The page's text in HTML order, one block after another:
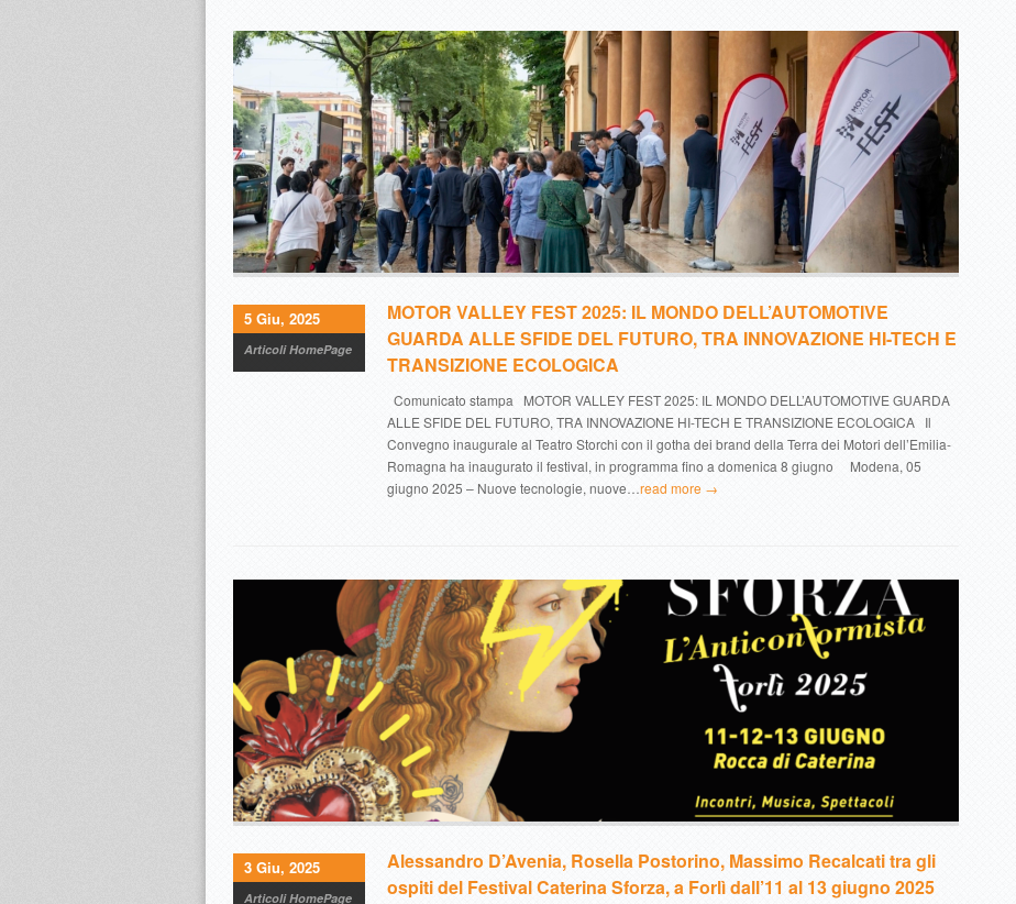
MOTOR VALLEY FEST 2025: IL MONDO DELL’AUTOMOTIVE
GUARDA ALLE SFIDE DEL FUTURO, TRA INNOVAZIONE HI-TECH E
TRANSIZIONE ECOLOGICA
Comunicato stampa MOTOR VALLEY FEST 2025: IL MONDO DELL’AUTOMOTIVE GUARDA
ALLE SFIDE DEL FUTURO, TRA INNOVAZIONE HI-TECH E TRANSIZIONE ECOLOGICA Il
Convegno inaugurale al Teatro Storchi con il gotha dei brand della Terra dei Motori dell’Emilia-
Romagna ha inaugurato il festival, in programma fino a domenica 8 giugno Modena, 05
giugno 2025 – Nuove tecnologie, nuove…read more →
5 Giu, 2025
Articoli HomePage
Alessandro D’Avenia, Rosella Postorino, Massimo Recalcati tra gli
ospiti del Festival Caterina Sforza, a Forlì dall’11 al 13 giugno 2025
3 Giu, 2025
Articoli HomePage